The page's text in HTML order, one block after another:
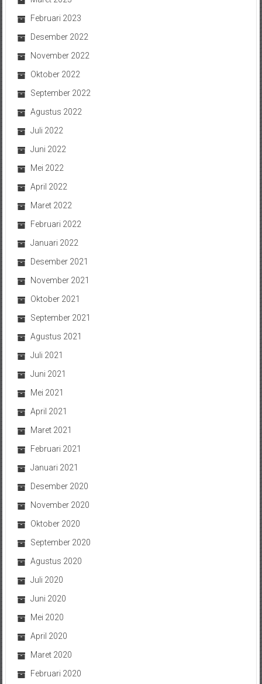
Februari 2023
Desember 2022
November 2022
Oktober 2022
September 2022
Agustus 2022
Juli 2022
Juni 2022
Mei 2022
April 2022
Maret 2022
Februari 2022
Januari 2022
Desember 2021
November 2021
Oktober 2021
September 2021
Agustus 2021
Juli 2021
Juni 2021
Mei 2021
April 2021
Maret 2021
Februari 2021
Januari 2021
Desember 2020
November 2020
Oktober 2020
September 2020
Agustus 2020
Juli 2020
Juni 2020
Mei 2020
April 2020
Maret 2020
Februari 2020